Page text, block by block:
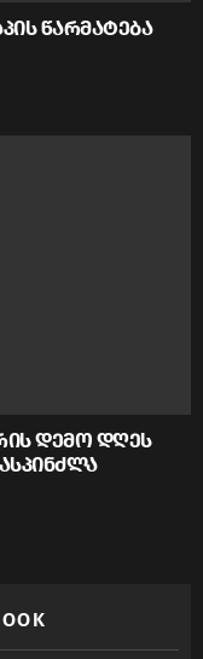
წარმატება
დემო დღეს